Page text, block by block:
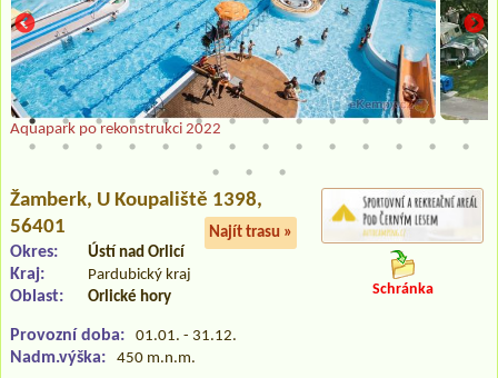
Aquapark po rekonstrukci 2022
Žamberk, U Koupaliště 1398,
56401
Najít trasu »
Okres: Ústí nad Orlicí
Kraj: Pardubický kraj
Oblast: Orlické hory
Provozní doba: 01.01. - 31.12.
Nadm.výška: 450 m.n.m.
Schránka